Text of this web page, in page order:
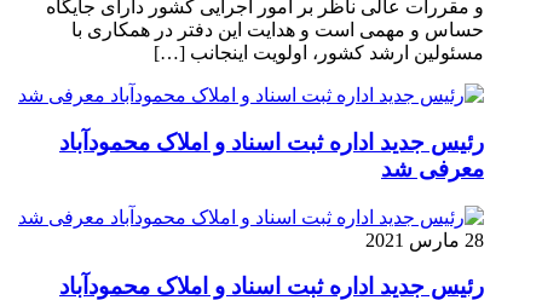
و مقررات عالی ناظر بر امور اجرایی کشور دارای جایگاه
حساس و مهمی است و هدایت این دفتر در همکاری با
مسئولین ارشد کشور، اولویت اینجانب […]
رئیس جدید اداره ثبت اسناد و املاک محمودآباد
معرفی شد
28 مارس 2021
رئیس جدید اداره ثبت اسناد و املاک محمودآباد